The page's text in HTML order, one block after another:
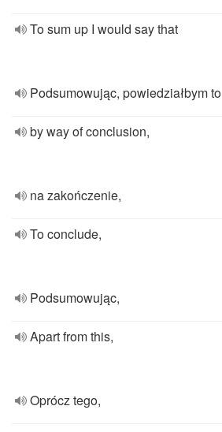
To sum up I would say that
Podsumowując, powiedziałbym to
by way of conclusion,
na zakończenie,
To conclude,
Podsumowując,
Apart from this,
Oprócz tego,